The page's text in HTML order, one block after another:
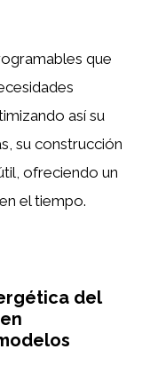
que
así su
su construcción
ofreciendo un
el tiempo.
del